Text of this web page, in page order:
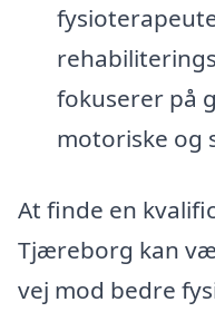
fokuserer på
motoriske og
At finde en
Tjæreborg kan
vej mod bedre